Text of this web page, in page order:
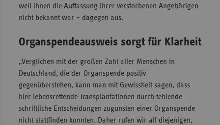
weil ihnen die Auffassung ihrer verstorbenen Angehörigen
nicht bekannt war – dagegen aus.
Organspendeausweis sorgt für Klarheit
„Verglichen mit der großen Zahl aller Menschen in
Deutschland, die der Organspende positiv
gegenüberstehen, kann man mit Gewissheit sagen, dass
hier lebensrettende Transplantationen durch fehlende
schriftliche Entscheidungen zugunsten einer Organspende
nicht stattfinden konnten. Daher rufen wir all diejenigen,